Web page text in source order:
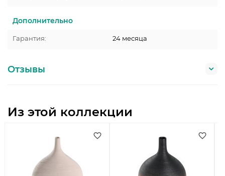
Дополнительно
Гарантия: 24 месяца
Отзывы
Из этой коллекции